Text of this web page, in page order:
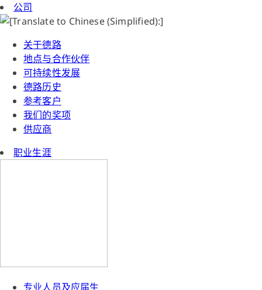
公司
关于德路
地点与合作伙伴
可持续性发展
德路历史
参考客户
我们的奖项
供应商
职业生涯
专业人员及应届生